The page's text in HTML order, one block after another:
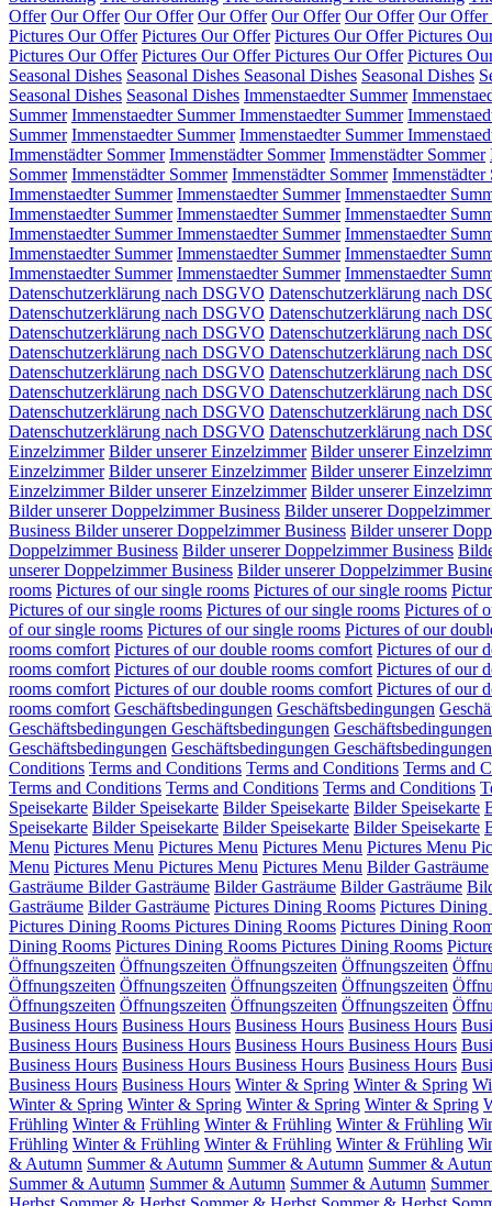
Offer Our Offer Our Offer Our Offer Our Offer Our Offer Our Offer
Pictures Our Offer Pictures Our Offer Pictures Our OfferPictures
Pictures Our Offer Pictures Our OfferPictures Our Offer Pictures
Seasonal Dishes Seasonal Dishes Seasonal Dishes Seasonal Dishes
Seasonal Dishes Seasonal Dishes Immenstaedter Summer
Summer Immenstaedter SummerImmenstaedter Summer
Summer Immenstaedter Summer Immenstaedter Summer
Immenstädter Sommer Immenstädter Sommer Immenstädter Sommer
Sommer Immenstädter Sommer Immenstädter Sommer Immenstädter
Immenstaedter Summer Immenstaedter Summer Immenstaedter
Immenstaedter Summer Immenstaedter Summer Immenstaedter
Immenstaedter SummerImmenstaedter Summer Immenstaedter
Immenstaedter Summer Immenstaedter Summer Immenstaedter
Immenstaedter Summer Immenstaedter Summer Immenstaedter
Datenschutzerklärung nach DSGVO Datenschutzerklärung nach
Datenschutzerklärung nach DSGVO Datenschutzerklärung nach
Datenschutzerklärung nach DSGVO Datenschutzerklärung nach
Datenschutzerklärung nach DSGVO Datenschutzerklärung nach
Datenschutzerklärung nach DSGVO Datenschutzerklärung nach
Datenschutzerklärung nach DSGVO Datenschutzerklärung nach
Datenschutzerklärung nach DSGVO Datenschutzerklärung nach
Datenschutzerklärung nach DSGVO Datenschutzerklärung nach
Einzelzimmer Bilder unserer Einzelzimmer Bilder unserer
Einzelzimmer Bilder unserer Einzelzimmer Bilder unserer
EinzelzimmerBilder unserer Einzelzimmer Bilder unserer
Bilder unserer Doppelzimmer Business Bilder unserer Doppelzimmer
Business Bilder unserer Doppelzimmer Business Bilder unserer
Doppelzimmer Business Bilder unserer Doppelzimmer Business
unserer Doppelzimmer Business Bilder unserer Doppelzimmer
rooms Pictures of our single rooms Pictures of our single rooms
Pictures of our single rooms Pictures of our single rooms Pictures of
of our single rooms Pictures of our single rooms Pictures of our
rooms comfort Pictures of our double rooms comfort Pictures of our
rooms comfort Pictures of our double rooms comfort Pictures of our
rooms comfort Pictures of our double rooms comfort Pictures of our
rooms comfort Geschäftsbedingungen Geschäftsbedingungen
Geschäftsbedingungen Geschäftsbedingungen Geschäftsbedingungen
Geschäftsbedingungen Geschäftsbedingungen Geschäftsbedingungen
Conditions Terms and Conditions Terms and Conditions Terms and
Terms and Conditions Terms and Conditions Terms and Conditions
Speisekarte Bilder Speisekarte Bilder Speisekarte Bilder Speisekarte
Speisekarte Bilder Speisekarte Bilder Speisekarte Bilder Speisekarte
Menu Pictures Menu Pictures Menu Pictures Menu Pictures Menu
Menu Pictures Menu Pictures Menu Pictures Menu Bilder Gasträume
Gasträume Bilder Gasträume Bilder Gasträume Bilder Gasträume
Gasträume Bilder Gasträume Pictures Dining Rooms Pictures Dining
Pictures Dining Rooms Pictures Dining Rooms Pictures Dining
Dining Rooms Pictures Dining Rooms Pictures Dining Rooms
Öffnungszeiten Öffnungszeiten Öffnungszeiten Öffnungszeiten
Öffnungszeiten Öffnungszeiten Öffnungszeiten Öffnungszeiten
Öffnungszeiten Öffnungszeiten Öffnungszeiten Öffnungszeiten
Business Hours Business Hours Business Hours Business Hours
Business Hours Business Hours Business Hours Business Hours
Business Hours Business Hours Business Hours Business Hours
Business Hours Business Hours Winter & Spring Winter & Spring
Winter & Spring Winter & Spring Winter & Spring Winter & Spring
Frühling Winter & Frühling Winter & Frühling Winter & Frühling
Frühling Winter & Frühling Winter & Frühling Winter & Frühling
& Autumn Summer & Autumn Summer & Autumn Summer &
Summer & Autumn Summer & Autumn Summer & Autumn